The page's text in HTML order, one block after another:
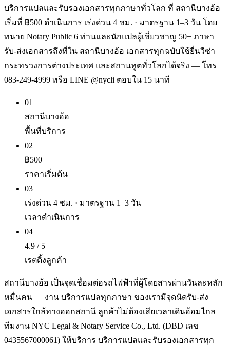
บริการแปลและรับรองเอกสารทุกภาษาทั่วโลก ที่ สถานีบางอ้อ
เริ่มที่ ฿500 ดำเนินการ เร่งด่วน 4 ชม. · มาตรฐาน 1–3 วัน โดย
ทนาย Notary Public 6 ท่านและนักแปลผู้เชี่ยวชาญ 50+ ภาษา
รับ-ส่งเอกสารถึงที่ใน สถานีบางอ้อ เอกสารทุกฉบับใช้ยื่นวีซ่า
กระทรวงการต่างประเทศ และสถานทูตทั่วโลกได้จริง — โทร
083-249-4999 หรือ LINE @nycli ตอบใน 15 นาที
01
สถานีบางอ้อ
พื้นที่บริการ
02
฿500
ราคาเริ่มต้น
03
เร่งด่วน 4 ชม. · มาตรฐาน 1–3 วัน
เวลาดำเนินการ
04
4.9 / 5
เรตติ้งลูกค้า
สถานีบางอ้อ เป็นจุดเชื่อมต่อรถไฟฟ้าที่ผู้โดยสารผ่านวันละหลัก
หมื่นคน — งาน บริการแปลทุกภาษา ของเรามีจุดนัดรับ-ส่ง
เอกสารใกล้ทางออกสถานี ลูกค้าไม่ต้องเสียเวลาเดินอ้อมไกล
ทีมงาน NYC Legal & Notary Service Co., Ltd. (DBD เลข
0435567000061) ให้บริการ บริการแปลและรับรองเอกสารทุก